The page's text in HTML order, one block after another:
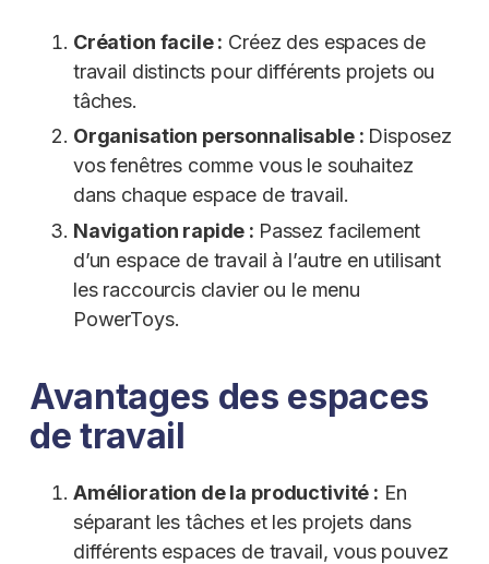
Création facile : Créez des espaces de
travail distincts pour différents projets ou
tâches.
Organisation personnalisable : Disposez
vos fenêtres comme vous le souhaitez
dans chaque espace de travail.
Navigation rapide : Passez facilement
d’un espace de travail à l’autre en utilisant
les raccourcis clavier ou le menu
PowerToys.
Avantages des espaces
de travail
Amélioration de la productivité : En
séparant les tâches et les projets dans
différents espaces de travail, vous pouvez